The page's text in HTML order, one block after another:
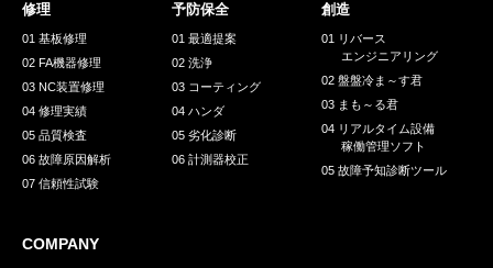
GREEN CHALLENGE
環境への取り組み
お問い合わせ 発送先
修理
01 基板修理
02 FA機器修理
03 NC装置修理
04 修理実績
05 品質検査
06 故障原因解析
07 信頼性試験
予防保全
01 最適提案
02 洗浄
03 コーティング
04 ハンダ
05 劣化診断
06 計測器校正
創造
01 リバース
エンジニアリング
02 盤盤冷ま～す君
03 まも～る君
04 リアルタイム設備
稼働管理ソフト
05 故障予知診断ツール
COMPANY